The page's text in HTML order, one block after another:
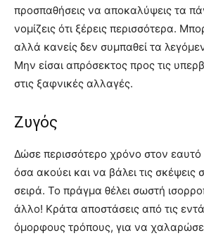
προσπαθήσεις να αποκαλύψεις τα
νομίζεις ότι ξέρεις περισσότερα.
αλλά κανείς δεν συμπαθεί τα
Μην είσαι απρόσεκτος προς τις
στις ξαφνικές αλλαγές.
Ζυγός
Δώσε περισσότερο χρόνο στον
όσα ακούει και να βάλει τις σκέψεις
σειρά. Το πράγμα θέλει σωστή
άλλο! Κράτα αποστάσεις από τις
όμορφους τρόπους, για να